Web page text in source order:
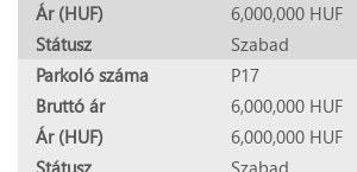
Ár (HUF)
6,000,000 HUF
Státusz
Szabad
Parkoló száma
P17
Bruttó ár
6,000,000 HUF
Ár (HUF)
6,000,000 HUF
Státusz
Szabad